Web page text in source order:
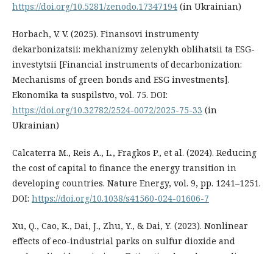
https://doi.org/10.5281/zenodo.17347194 (in Ukrainian)
Horbach, V. V. (2025). Finansovi instrumenty
dekarbonizatsii: mekhanizmy zelenykh oblihatsii ta ESG-
investytsii [Financial instruments of decarbonization:
Mechanisms of green bonds and ESG investments].
Ekonomika ta suspilstvo, vol. 75. DOI:
https://doi.org/10.32782/2524-0072/2025-75-33 (in
Ukrainian)
Calcaterra M., Reis A., L., Fragkos P., et al. (2024). Reducing
the cost of capital to finance the energy transition in
developing countries. Nature Energy, vol. 9, pp. 1241–1251.
DOI: https://doi.org/10.1038/s41560-024-01606-7
Xu, Q., Cao, K., Dai, J., Zhu, Y., & Dai, Y. (2023). Nonlinear
effects of eco-industrial parks on sulfur dioxide and